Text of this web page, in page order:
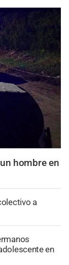
hombre en
a
en